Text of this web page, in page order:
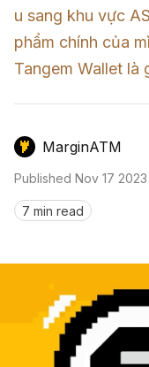
Kinh Nghiệm
Sàn Giao
Mô Hình
GameFi
Sign in
u sang khu vực
phẩm chính của
Tangem Wallet là
MarginATM
Published Nov 17 2023
7 min read